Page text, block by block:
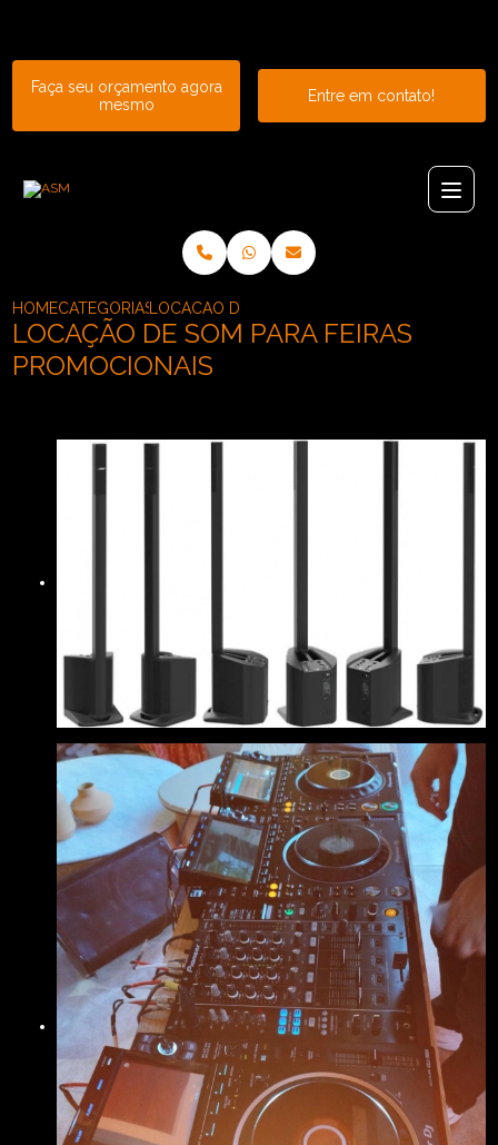
Faça seu orçamento agora
mesmo
Entre em contato!
HOMECATEGORIAS LOCACAO DE SOM PARA FEIRAS
LOCAÇÃO DE SOM PARA FEIRAS
PROMOCIONAIS